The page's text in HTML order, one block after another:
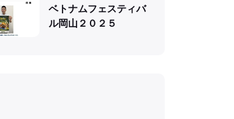
ベトナムフェスティバ
ル岡山２０２５